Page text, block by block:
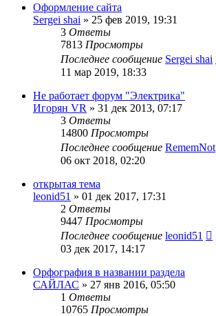
Оформление сайта
Sergei shai » 25 фев 2019, 19:31
3 Ответы
7813 Просмотры
Последнее сообщение Sergei shai
11 мар 2019, 18:33
Не работает форум "Электрика"
Игорян VR » 31 дек 2013, 07:17
3 Ответы
14800 Просмотры
Последнее сообщение RememNot
06 окт 2018, 02:20
открытая тема
leonid51 » 01 дек 2017, 17:31
2 Ответы
9447 Просмотры
Последнее сообщение leonid51
03 дек 2017, 14:17
Орфография в названии раздела
САЙЛАС » 27 янв 2016, 05:50
1 Ответы
10765 Просмотры